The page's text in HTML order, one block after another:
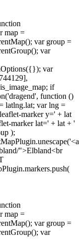
map =
var group =
var
var
if
function ()
latlng.lat; var lng =
marker y=' + lat
marker lat=' + lat + '
);
">Elbland<br
map =
var group =
var